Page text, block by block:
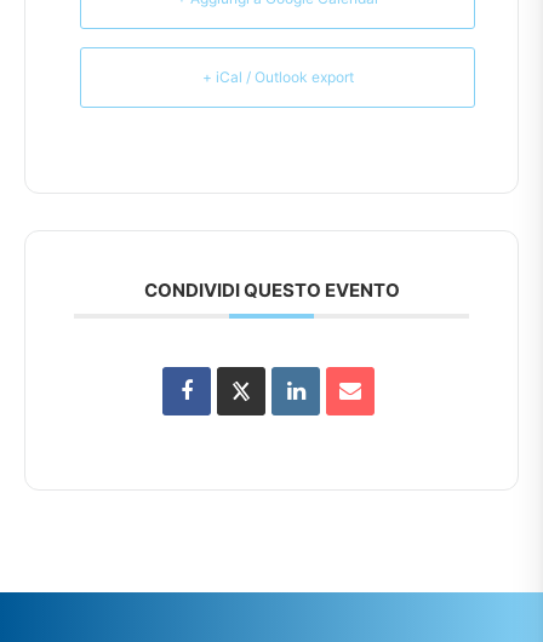
+ iCal / Outlook export
CONDIVIDI QUESTO EVENTO